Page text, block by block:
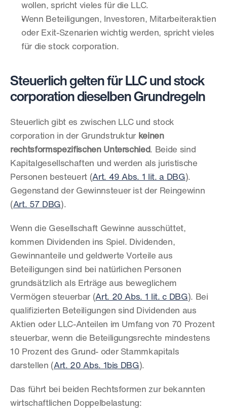
wollen, spricht vieles für die LLC.
Wenn Beteiligungen, Investoren, Mitarbeiteraktien
oder Exit-Szenarien wichtig werden, spricht vieles
für die stock corporation.
Steuerlich gelten für LLC und stock
corporation dieselben Grundregeln
Steuerlich gibt es zwischen LLC und stock
corporation in der Grundstruktur keinen
rechtsformspezifischen Unterschied. Beide sind
Kapitalgesellschaften und werden als juristische
Personen besteuert (Art. 49 Abs. 1 lit. a DBG).
Gegenstand der Gewinnsteuer ist der Reingewinn
(Art. 57 DBG).
Wenn die Gesellschaft Gewinne ausschüttet,
kommen Dividenden ins Spiel. Dividenden,
Gewinnanteile und geldwerte Vorteile aus
Beteiligungen sind bei natürlichen Personen
grundsätzlich als Erträge aus beweglichem
Vermögen steuerbar (Art. 20 Abs. 1 lit. c DBG). Bei
qualifizierten Beteiligungen sind Dividenden aus
Aktien oder LLC-Anteilen im Umfang von 70 Prozent
steuerbar, wenn die Beteiligungsrechte mindestens
10 Prozent des Grund- oder Stammkapitals
darstellen (Art. 20 Abs. 1bis DBG).
Das führt bei beiden Rechtsformen zur bekannten
wirtschaftlichen Doppelbelastung: